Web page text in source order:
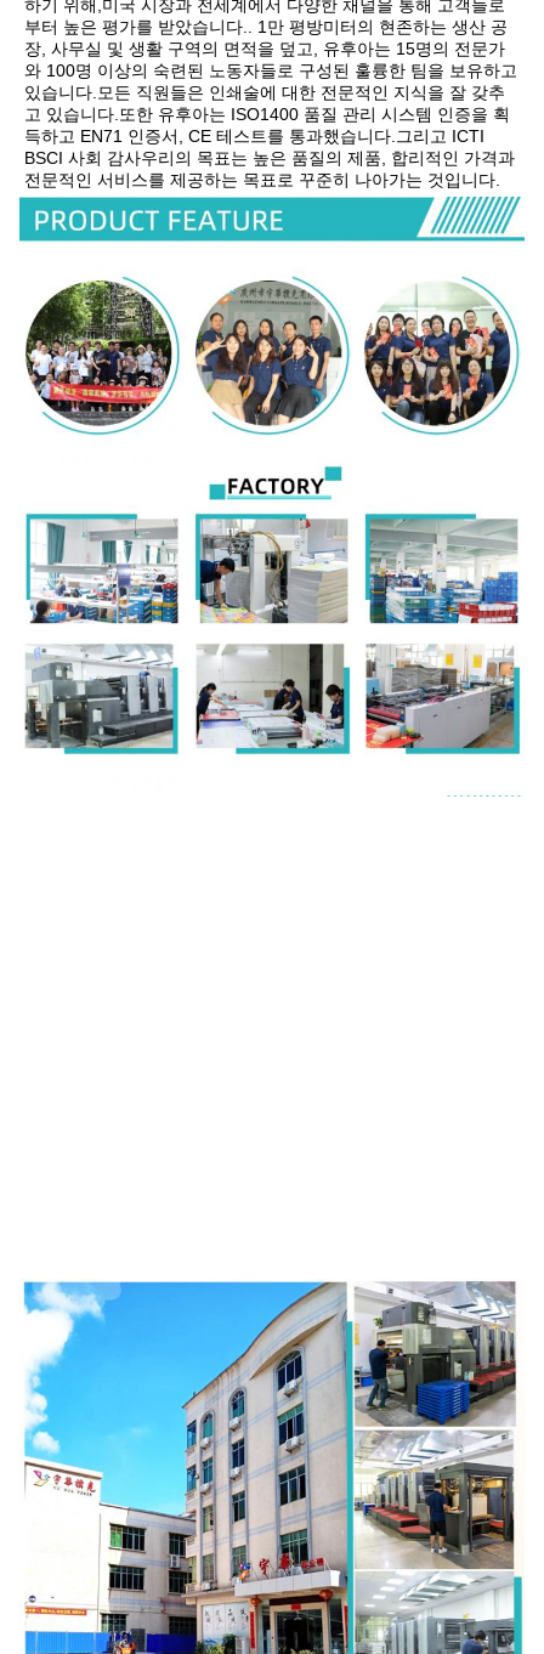
하기 위해,미국 시장과 전세계에서 다양한 채널을 통해 고객들로
부터 높은 평가를 받았습니다.. 1만 평방미터의 현존하는 생산 공
장, 사무실 및 생활 구역의 면적을 덮고, 유후아는 15명의 전문가
와 100명 이상의 숙련된 노동자들로 구성된 훌륭한 팀을 보유하고
있습니다.모든 직원들은 인쇄술에 대한 전문적인 지식을 잘 갖추
고 있습니다.또한 유후아는 ISO1400 품질 관리 시스템 인증을 획
득하고 EN71 인증서, CE 테스트를 통과했습니다.그리고 ICTI
BSCI 사회 감사우리의 목표는 높은 품질의 제품, 합리적인 가격과
전문적인 서비스를 제공하는 목표로 꾸준히 나아가는 것입니다.